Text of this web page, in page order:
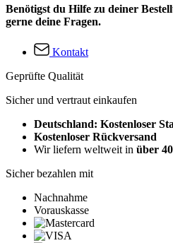
Benötigst du Hilfe zu deiner
gerne deine Fragen.
Kontakt
Geprüfte Qualität
Sicher und vertraut einkaufen
Deutschland: Kostenloser
Kostenloser Rückversand
Wir liefern weltweit in über
Sicher bezahlen mit
Nachnahme
Vorauskasse